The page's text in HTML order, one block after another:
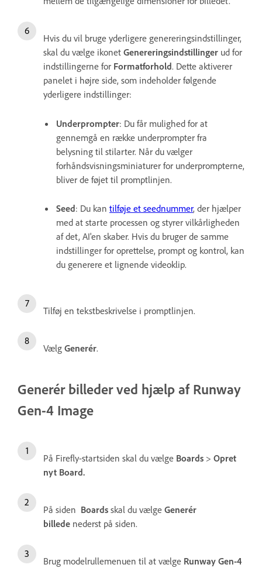
Hvis du vil bruge yderligere genereringsindstillinger,
skal du vælge ikonet Genereringsindstillinger ud for
indstillingerne for Formatforhold. Dette aktiverer
panelet i højre side, som indeholder følgende
yderligere indstillinger:
Underprompter: Du får mulighed for at
gennemgå en række underprompter fra
belysning til stilarter. Når du vælger
forhåndsvisningsminiaturer for underprompterne,
bliver de føjet til promptlinjen.
Seed: Du kan tilføje et seednummer, der hjælper
med at starte processen og styrer vilkårligheden
af det, AI'en skaber. Hvis du bruger de samme
indstillinger for oprettelse, prompt og kontrol, kan
du generere et lignende videoklip.
Tilføj en tekstbeskrivelse i promptlinjen.
Vælg Generér.
Generér billeder ved hjælp af Runway
Gen-4 Image
På Firefly-startsiden skal du vælge Boards > Opret
nyt Board.
På siden Boards skal du vælge Generér
billede nederst på siden.
Brug modelrullemenuen til at vælge Runway Gen-4